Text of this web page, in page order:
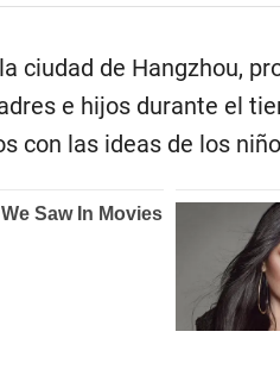
ciudad de Hangzhou,
e hijos durante el
con las ideas de los